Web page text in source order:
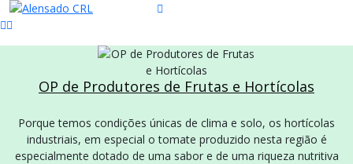
OP de Produtores de Frutas e Hortícolas
Porque temos condições únicas de clima e solo, os hortícolas
industriais, em especial o tomate produzido nesta região é
especialmente dotado de uma sabor e de uma riqueza nutritiva